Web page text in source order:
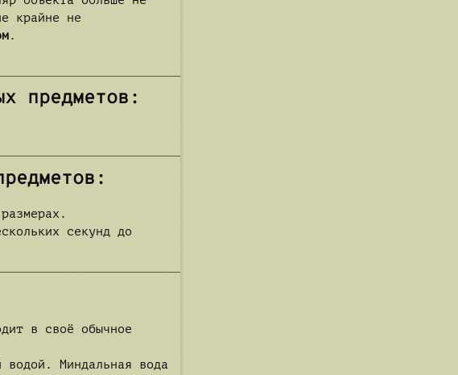
крайне не
.
предметов:
секунд до
в своё обычное
водой. Миндальная вода